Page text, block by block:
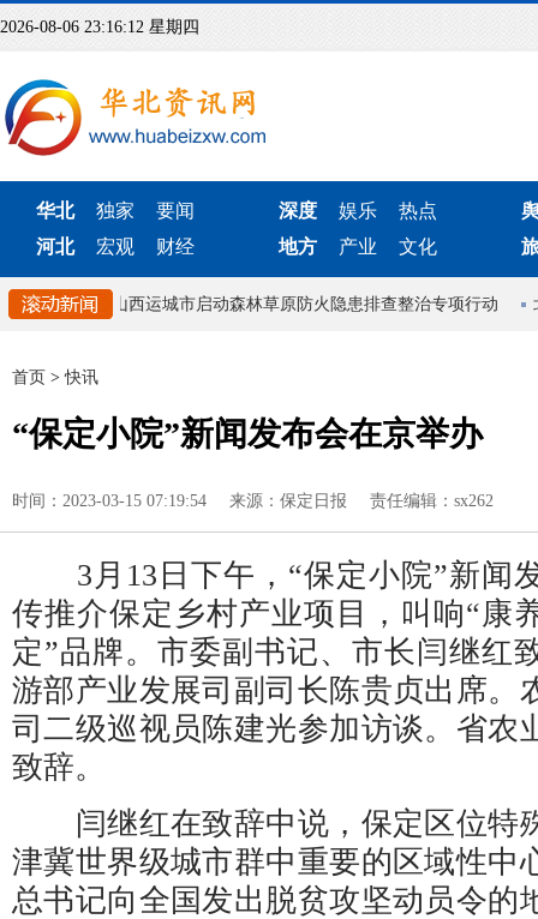
2026-08-06 23:16:13 星期四
华北 独家
要闻
河北
宏观 财经
深度 娱乐
热点
地方
产业 文化
应机制 山西运城市启动森林草原防火隐患排查整治专项行动
首页 >快讯
“保定小院”新闻发布会在京举办
时间：2023-03-15 07:19:54 来源：保定日报 责任编辑：sx262
3月13日下午，“保定小院”新闻
传推介保定乡村产业项目，叫响“康
定”品牌。市委副书记、市长闫继红
游部产业发展司副司长陈贵贞出席。
司二级巡视员陈建光参加访谈。省农
致辞。
闫继红在致辞中说，保定区位特
津冀世界级城市群中重要的区域性中
总书记向全国发出脱贫攻坚动员令的